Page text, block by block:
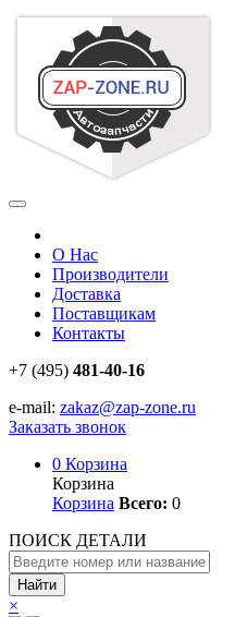
О Нас
Производители
Доставка
Поставщикам
Контакты
+7 (495) 481-40-16
e-mail: zakaz@zap-zone.ru
Заказать звонок
0 Корзина
Корзина
Корзина Всего: 0
ПОИСК ДЕТАЛИ
Найти
×